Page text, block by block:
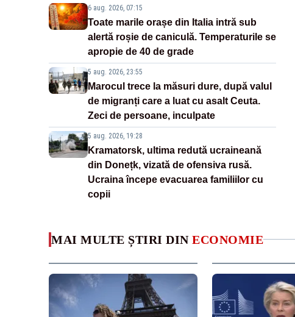
6 aug. 2026, 07:15
Toate marile orașe din Italia intră sub
alertă roșie de caniculă. Temperaturile se
apropie de 40 de grade
5 aug. 2026, 23:55
Marocul trece la măsuri dure, după valul
de migranți care a luat cu asalt Ceuta.
Zeci de persoane, inculpate
5 aug. 2026, 19:28
Kramatorsk, ultima redută ucraineană
din Donețk, vizată de ofensiva rusă.
Ucraina începe evacuarea familiilor cu
copii
MAI MULTE ȘTIRI DIN ECONOMIE